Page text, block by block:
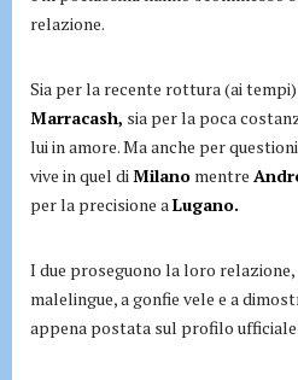
relazione.
Sia per la recente rottura (ai
Marracash, sia per la poca
lui in amore. Ma anche per
vive in quel diMilano mentre
per la precisione aLugano.
I due proseguono la loro
malelingue, a gonfie vele e a
appena postata sul profilo